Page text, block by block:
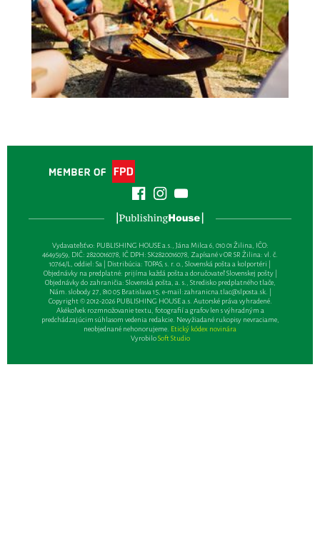
Vydavateľsťvo: PUBLISHING HOUSE a.s., Jána Milca 6, 010 01 Žilina, IČO:
46495959, DIČ: 2820016078, IČ DPH: SK2820016078, Zapísané v OR SR Žilina: vl. č.
10764/L, oddiel: Sa | Distribúcia: TOPAS, s. r. o., Slovenská pošta a kolportéri |
Objednávky na predplatné: prijíma každá pošta a doručovateľ Slovenskej pošty |
Objednávky do zahraničia: Slovenská pošta, a. s., Stredisko predplatného tlače,
Nám. slobody 27, 810 05 Bratislava 15, e-mail:zahranicna.tlac@slposta.sk. |
Copyright © 2012-2026 PUBLISHING HOUSE a.s. Autorské práva vyhradené.
Akékoľvek rozmnožovanie textu, fotografií a grafov len s výhradným a
predchádzajúcim súhlasom vedenia redakcie. Nevyžiadané rukopisy nevraciame,
neobjednané nehonorujeme. Etický kódex novinára
VyrobiloSoft Studio